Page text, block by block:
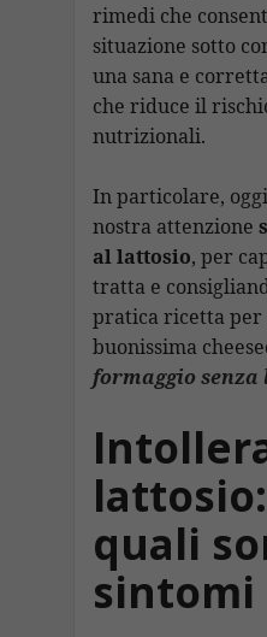
rimedi che
situazione sotto
una sana e
che riduce il
nutrizionali.
In particolare,
nostra attenzione
al lattosio, per
tratta e
pratica ricetta per
buonissima
formaggio
lattosio:
quali
sintomi